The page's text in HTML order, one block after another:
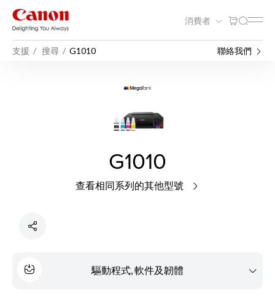
消費者
支援 搜尋 G1010 聯絡我們
G1010
查看相同系列的其他型號
驅動程式, 軟件及韌體